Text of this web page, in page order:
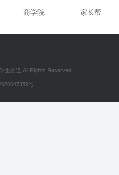
商学院 家长帮
生频道 All Rights Reserved
号